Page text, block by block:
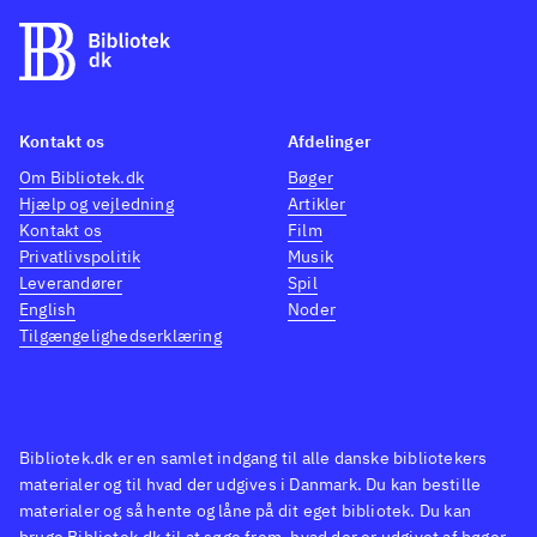
forskellige scener i spillet.
Aveline lister, stjæler,
myrder m.m. Et kort i nederste
venstre hjørner bruges til at
lokalisere næste trin i
missionerne. Sprog: engelsk
er tidligere lavet
lektørudtalelser på to af
spillene: Assassin's creed IV -
"Assassins Creed Liberation".
Hovedpersonen er den
Bibliotek.dk er en samlet indgang til alle danske bibliotekers
materialer og til hvad der udgives i Danmark. Du kan bestille
materialer og så hente og låne på dit eget bibliotek. Du kan
Kontakt os
Om Bibliotek.dk
Hjælp og vejledning
Kontakt os
Privatlivspolitik
Leverandører
English
Tilgængelighedserklæring
Afdelinger
Bøger
Artikler
Film
Musik
Spil
Noder